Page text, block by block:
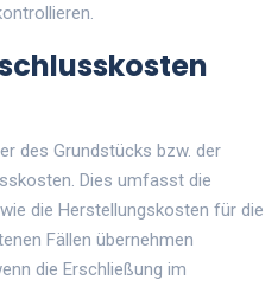
des Grundstücks bzw. der
Dies umfasst die
die Herstellungskosten für die
Fällen übernehmen
die Erschließung im